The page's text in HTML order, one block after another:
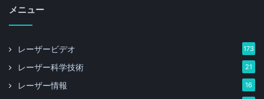
メニュー
レーザービデオ 173
レーザー科学技術 21
レーザー情報 16